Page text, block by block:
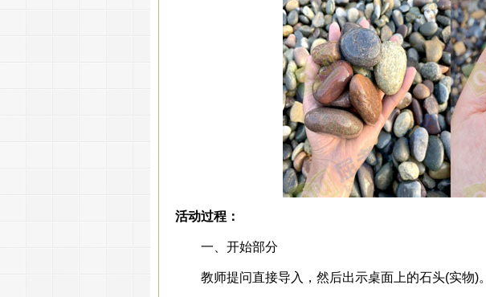
活动过程：
一、开始部分
教师提问直接导入，然后出示桌面上的石头(实物)。